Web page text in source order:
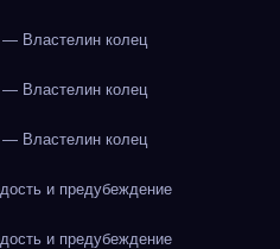
Властелин колец
Властелин колец
Властелин колец
и предубеждение
и предубеждение